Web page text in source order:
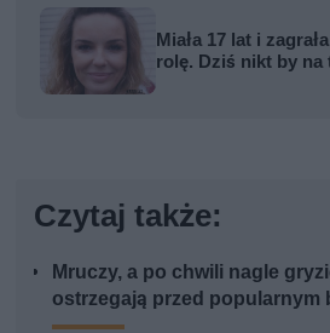
Miała 17 lat i
rolę. Dziś nikt by na
Czytaj także:
Mruczy, a po chwili nagle
ostrzegają przed popularnym